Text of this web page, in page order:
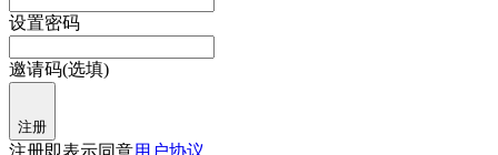
设置密码
邀请码(选填)
注册